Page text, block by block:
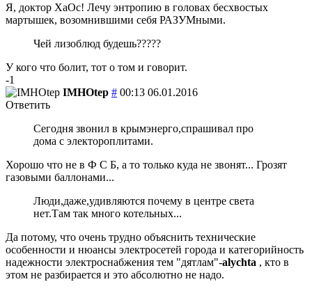
Я, доктор ХаОс! Лечу энтропию в головах бесхвостых
мартышек, возомнившими себя РАЗУМными.
Чей лизоблюд будешь?????
У кого что болит, тот о том и говорит.
-1
IMHOtep # 00:13 06.01.2016
Ответить
Сегодня звонил в крымэнерго,спрашивал про
дома с электороплитами.
Хорошо что не в Ф С Б, а то только куда не звонят... Грозят
газовыми баллонами...
Люди,даже,удивляются почему в центре света
нет.Там так много котельных...
Да потому, что очень трудно объяснить технические
особенности и нюансы электросетей города и категорийность
надежности электроснабжения тем "дятлам"-alychta , кто в
этом не разбирается и это абсолютно не надо.